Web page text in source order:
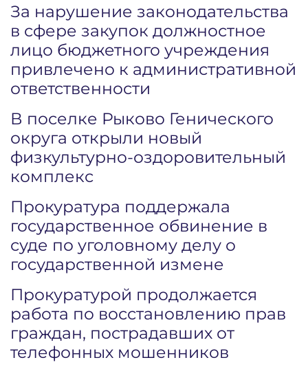
За нарушение законодательства
в сфере закупок должностное
лицо бюджетного учреждения
привлечено к административной
ответственности
В поселке Рыково Генического
округа открыли новый
физкультурно-оздоровительный
комплекс
Прокуратура поддержала
государственное обвинение в
суде по уголовному делу о
государственной измене
Прокуратурой продолжается
работа по восстановлению прав
граждан, пострадавших от
телефонных мошенников